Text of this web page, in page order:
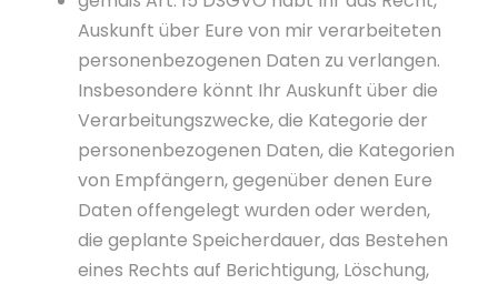
Auskunft über Eure von mir verarbeiteten
personenbezogenen Daten zu verlangen.
Insbesondere könnt Ihr Auskunft über die
Verarbeitungszwecke, die Kategorie der
personenbezogenen Daten, die Kategorien
von Empfängern, gegenüber denen Eure
Daten offengelegt wurden oder werden,
die geplante Speicherdauer, das Bestehen
eines Rechts auf Berichtigung, Löschung,